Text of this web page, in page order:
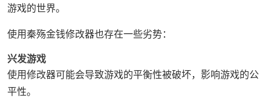
游戏的世界。
使用秦殇金钱修改器也存在一些劣势：
兴发游戏
使用修改器可能会导致游戏的平衡性被破坏，影响游戏的公
平性。